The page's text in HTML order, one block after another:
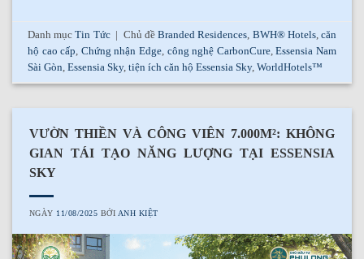
Danh mụcTin Tức Chủ đềBranded Residences, BWH® Hotels, căn
hộ cao cấp, Chứng nhận Edge, công nghệ CarbonCure,Essensia Nam
Sài Gòn,Essensia Sky,tiện ích căn hộ Essensia Sky,WorldHotels™
VƯỜN THIỀN VÀ CÔNG VIÊN 7.000M²: KHÔNG
GIAN TÁI TẠO NĂNG LƯỢNG TẠI ESSENSIA
SKY
NGÀY 11/08/2025 BỞI ANH KIỆT